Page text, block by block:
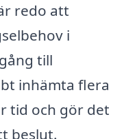
redo att
i
till
inhämta flera
tid och gör det
beslut.